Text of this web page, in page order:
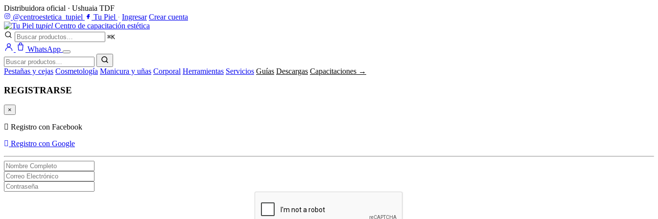
Distribuidora oficial · Ushuaia TDF
@centroestetica_tupiel
Tu Piel · Ingresar Crear cuenta
tupiel Centro de capacitación estética
⌘K
WhatsApp
Pestañas y cejas Cosmetología Manicura y uñas Corporal Herramientas Servicios Guías Descargas Capacitaciones →
REGISTRARSE
×
Registro con Facebook
Registro con Google